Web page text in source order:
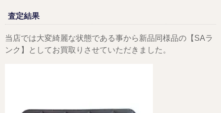
査定結果
当店では大変綺麗な状態である事から新品同様品の【SAラ
ンク】としてお買取りさせていただきました。